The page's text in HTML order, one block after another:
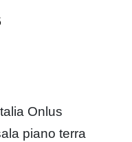
Onlus
piano terra